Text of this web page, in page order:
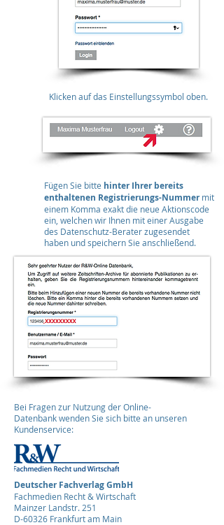
Klicken auf das Einstellungssymbol oben.
Fügen Sie bitte hinter Ihrer bereits
enthaltenen Registrierungs-Nummermit
einem Komma exakt die neue Aktionscode
ein, welchen wir Ihnen mit einer Ausgabe
des Datenschutz-Berater zugesendet
haben und speichern Sie anschließend.
Bei Fragen zur Nutzung der Online-
Datenbank wenden Sie sich bitte an unseren
Kundenservice:
Deutscher Fachverlag GmbH
Fachmedien Recht & Wirtschaft
Mainzer Landstr. 251
D-60326 Frankfurt am Main